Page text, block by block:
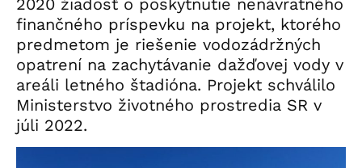
2020 žiadosť o poskytnutie nenávratného
finančného príspevku na projekt, ktorého
predmetom je riešenie vodozádržných
opatrení na zachytávanie dažďovej vody v
areáli letného štadióna. Projekt schválilo
Ministerstvo životného prostredia SR v
júli 2022.